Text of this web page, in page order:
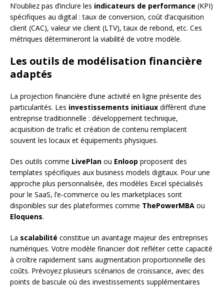
N’oubliez pas d’inclure les indicateurs de performance (KPI)
spécifiques au digital : taux de conversion, coût d’acquisition
client (CAC), valeur vie client (LTV), taux de rebond, etc. Ces
métriques détermineront la viabilité de votre modèle.
Les outils de modélisation financière
adaptés
La projection financière d’une activité en ligne présente des
particularités. Les investissements initiaux diffèrent d’une
entreprise traditionnelle : développement technique,
acquisition de trafic et création de contenu remplacent
souvent les locaux et équipements physiques.
Des outils comme LivePlan ou Enloop proposent des
templates spécifiques aux business models digitaux. Pour une
approche plus personnalisée, des modèles Excel spécialisés
pour le SaaS, l’e-commerce ou les marketplaces sont
disponibles sur des plateformes comme ThePowerMBA ou
Eloquens.
La scalabilité constitue un avantage majeur des entreprises
numériques. Votre modèle financier doit refléter cette capacité
à croître rapidement sans augmentation proportionnelle des
coûts. Prévoyez plusieurs scénarios de croissance, avec des
points de bascule où des investissements supplémentaires